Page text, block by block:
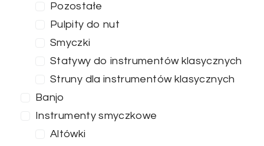
Pozostałe
Pulpity do nut
Smyczki
Statywy do instrumentów klasycznych
Struny dla instrumentów klasycznych
Banjo
Instrumenty smyczkowe
Altówki